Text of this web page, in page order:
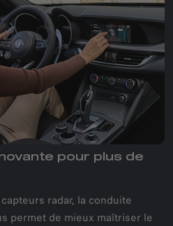
pour plus de
radar, la conduite
permet de mieux maîtriser le